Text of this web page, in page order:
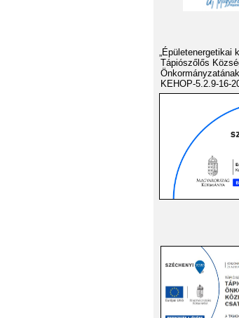
„Épületenergetikai
Tápiószőlős
KEHOP-5.2.9-16-